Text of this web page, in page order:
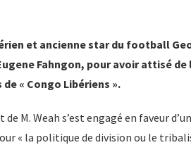
et ancienne star du football
Fahngon, pour avoir attisé
« Congo Libériens ».
M. Weah s’est engagé en faveur
« la politique de division ou le